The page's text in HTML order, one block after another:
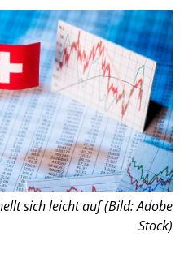
sich leicht auf (Bild: Adobe
Stock)